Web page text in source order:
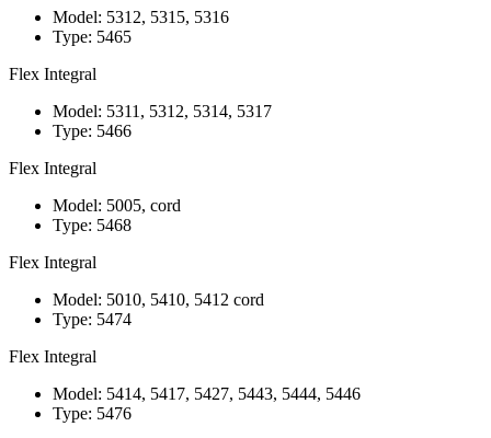
Model: 5312, 5315, 5316
Type: 5465
Flex Integral
Model: 5311, 5312, 5314, 5317
Type: 5466
Flex Integral
Model: 5005, cord
Type: 5468
Flex Integral
Model: 5010, 5410, 5412 cord
Type: 5474
Flex Integral
Model: 5414, 5417, 5427, 5443, 5444, 5446
Type: 5476